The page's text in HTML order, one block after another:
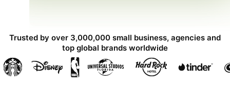
Trusted by over 3,000,000 small business, agencies and
top global brands worldwide